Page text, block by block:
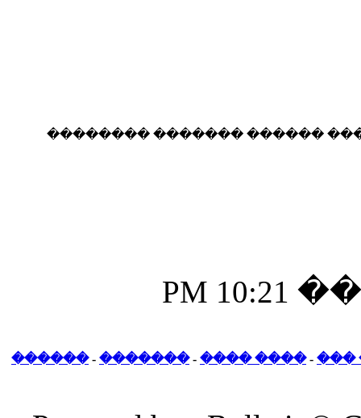
��� �������
0
24-02-2010
04:14 AM
-
�������
-
������